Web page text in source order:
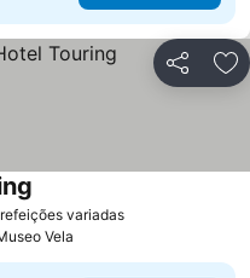
Partilhar
variadasVer preços
Vela